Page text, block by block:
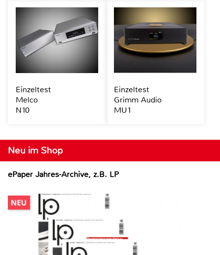
Neu im Shop
ePaper Jahres-Archive, z.B. LP
Einzeltest
Melco
N10
Einzeltest
Grimm Audio
MU1